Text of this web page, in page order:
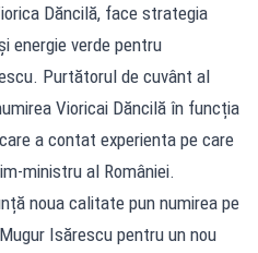
Dăncilă, face strategia
energie verde pentru
Purtătorul de cuvânt al
Vioricai Dăncilă în funcția
a contat experienta pe care
ministru al României.
noua calitate pun numirea pe
Isărescu pentru un nou